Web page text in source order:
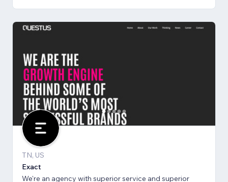
TN, US
Exact
We're an agency with superior service and superior